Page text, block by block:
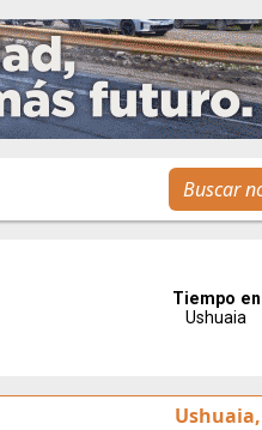
con una agenda para